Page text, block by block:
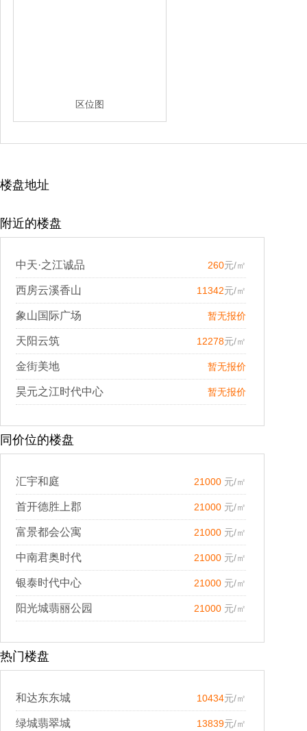
区位图
楼盘地址
附近的楼盘
中天·之江诚品 260元/㎡
西房云溪香山 11342元/㎡
象山国际广场 暂无报价
天阳云筑 12278元/㎡
金街美地 暂无报价
昊元之江时代中心 暂无报价
同价位的楼盘
汇宇和庭 21000 元/㎡
首开德胜上郡 21000 元/㎡
富景都会公寓 21000 元/㎡
中南君奥时代 21000 元/㎡
银泰时代中心 21000 元/㎡
阳光城翡丽公园 21000 元/㎡
热门楼盘
和达东东城 10434元/㎡
绿城翡翠城 13839元/㎡